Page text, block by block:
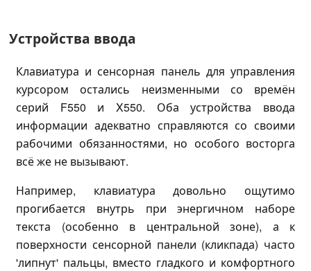
Устройства ввода
Клавиатура и сенсорная панель для управления
курсором остались неизменными со времён
серий F550 и X550. Оба устройства ввода
информации адекватно справляются со своими
рабочими обязанностями, но особого восторга
всё же не вызывают.
Например, клавиатура довольно ощутимо
прогибается внутрь при энергичном наборе
текста (особенно в центральной зоне), а к
поверхности сенсорной панели (кликпада) часто
'липнут' пальцы, вместо гладкого и комфортного